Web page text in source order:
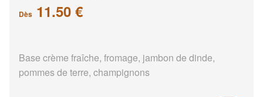
Dès 11.50 €
Base crème fraîche, fromage, jambon de dinde,
pommes de terre, champignons